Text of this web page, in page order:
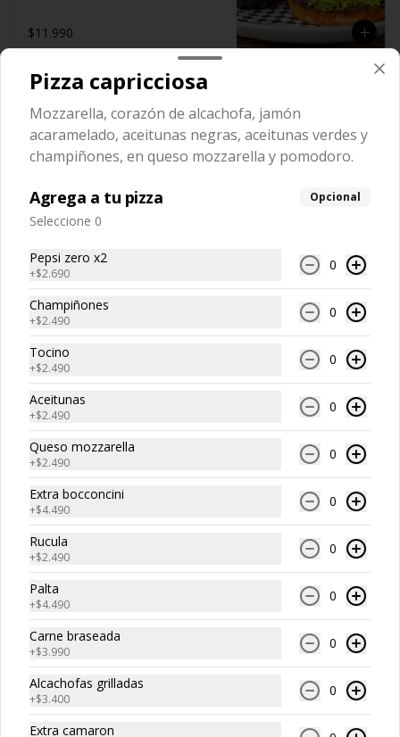
$11.990
Burger surf paradise
Hamburguesa de Carne (160gr.),
Queso mozzarella Fundido,
Camarones apanados en Panko,
Tocino, Mix de hojas Verdes, tomate y
$14.990
Hamburguesa quinoa
Vegetariana. Hamburguesa de quinoa
en pan frica integral con tomate,
cebolla morada, hojas de espinaca y
palta (pepinos by María). Opcional.
$13.990
NOT classic burger
Hamburguesa NOT Burger, Lechuga,
Tomate, Cebolla Morada, NOT Mayo.
$11.990
NOT italian Burger
Hamburguesa NOT BURGER, Palta,
Tomate, NOT Mayonesa.
$11.990
Pizza capricciosa
Mozzarella, corazón de alcachofa, jamón
acaramelado, aceitunas negras, aceitunas verdes y
champiñones, en queso mozzarella y pomodoro.
Agrega a tu pizza Opcional
Seleccione 0
Pepsi zero x2
+$2.690
0
Champiñones
+$2.490
0
Tocino
+$2.490
0
Aceitunas
+$2.490
0
Queso mozzarella
+$2.490
0
Extra bocconcini
+$4.490
0
Rucula
+$2.490
0
Palta
+$4.490
0
Carne braseada
+$3.990
0
Alcachofas grilladas
+$3.400
0
Extra camaron